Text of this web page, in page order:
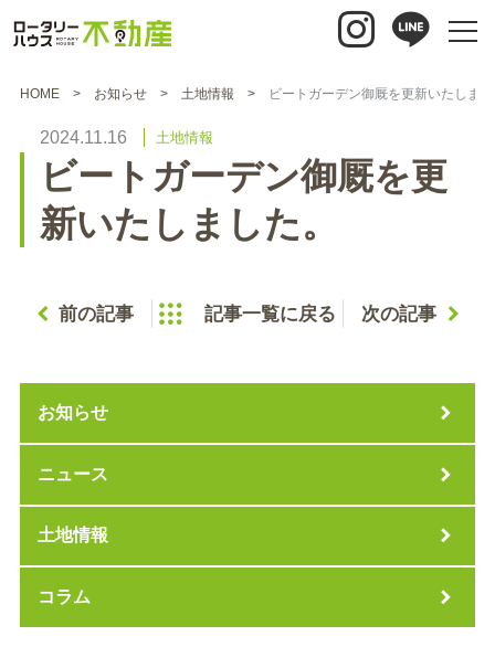
HOME お知らせ 土地情報 ビートガーデン御厩を更新いたしま
2024.11.16 土地情報
ビートガーデン御厩を更
新いたしました。
前の記事 記事一覧に戻る 次の記事
お知らせ
ニュース
土地情報
コラム